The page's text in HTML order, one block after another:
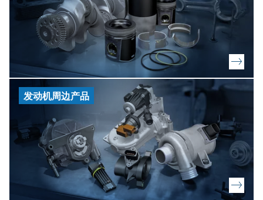
发动机周边产品